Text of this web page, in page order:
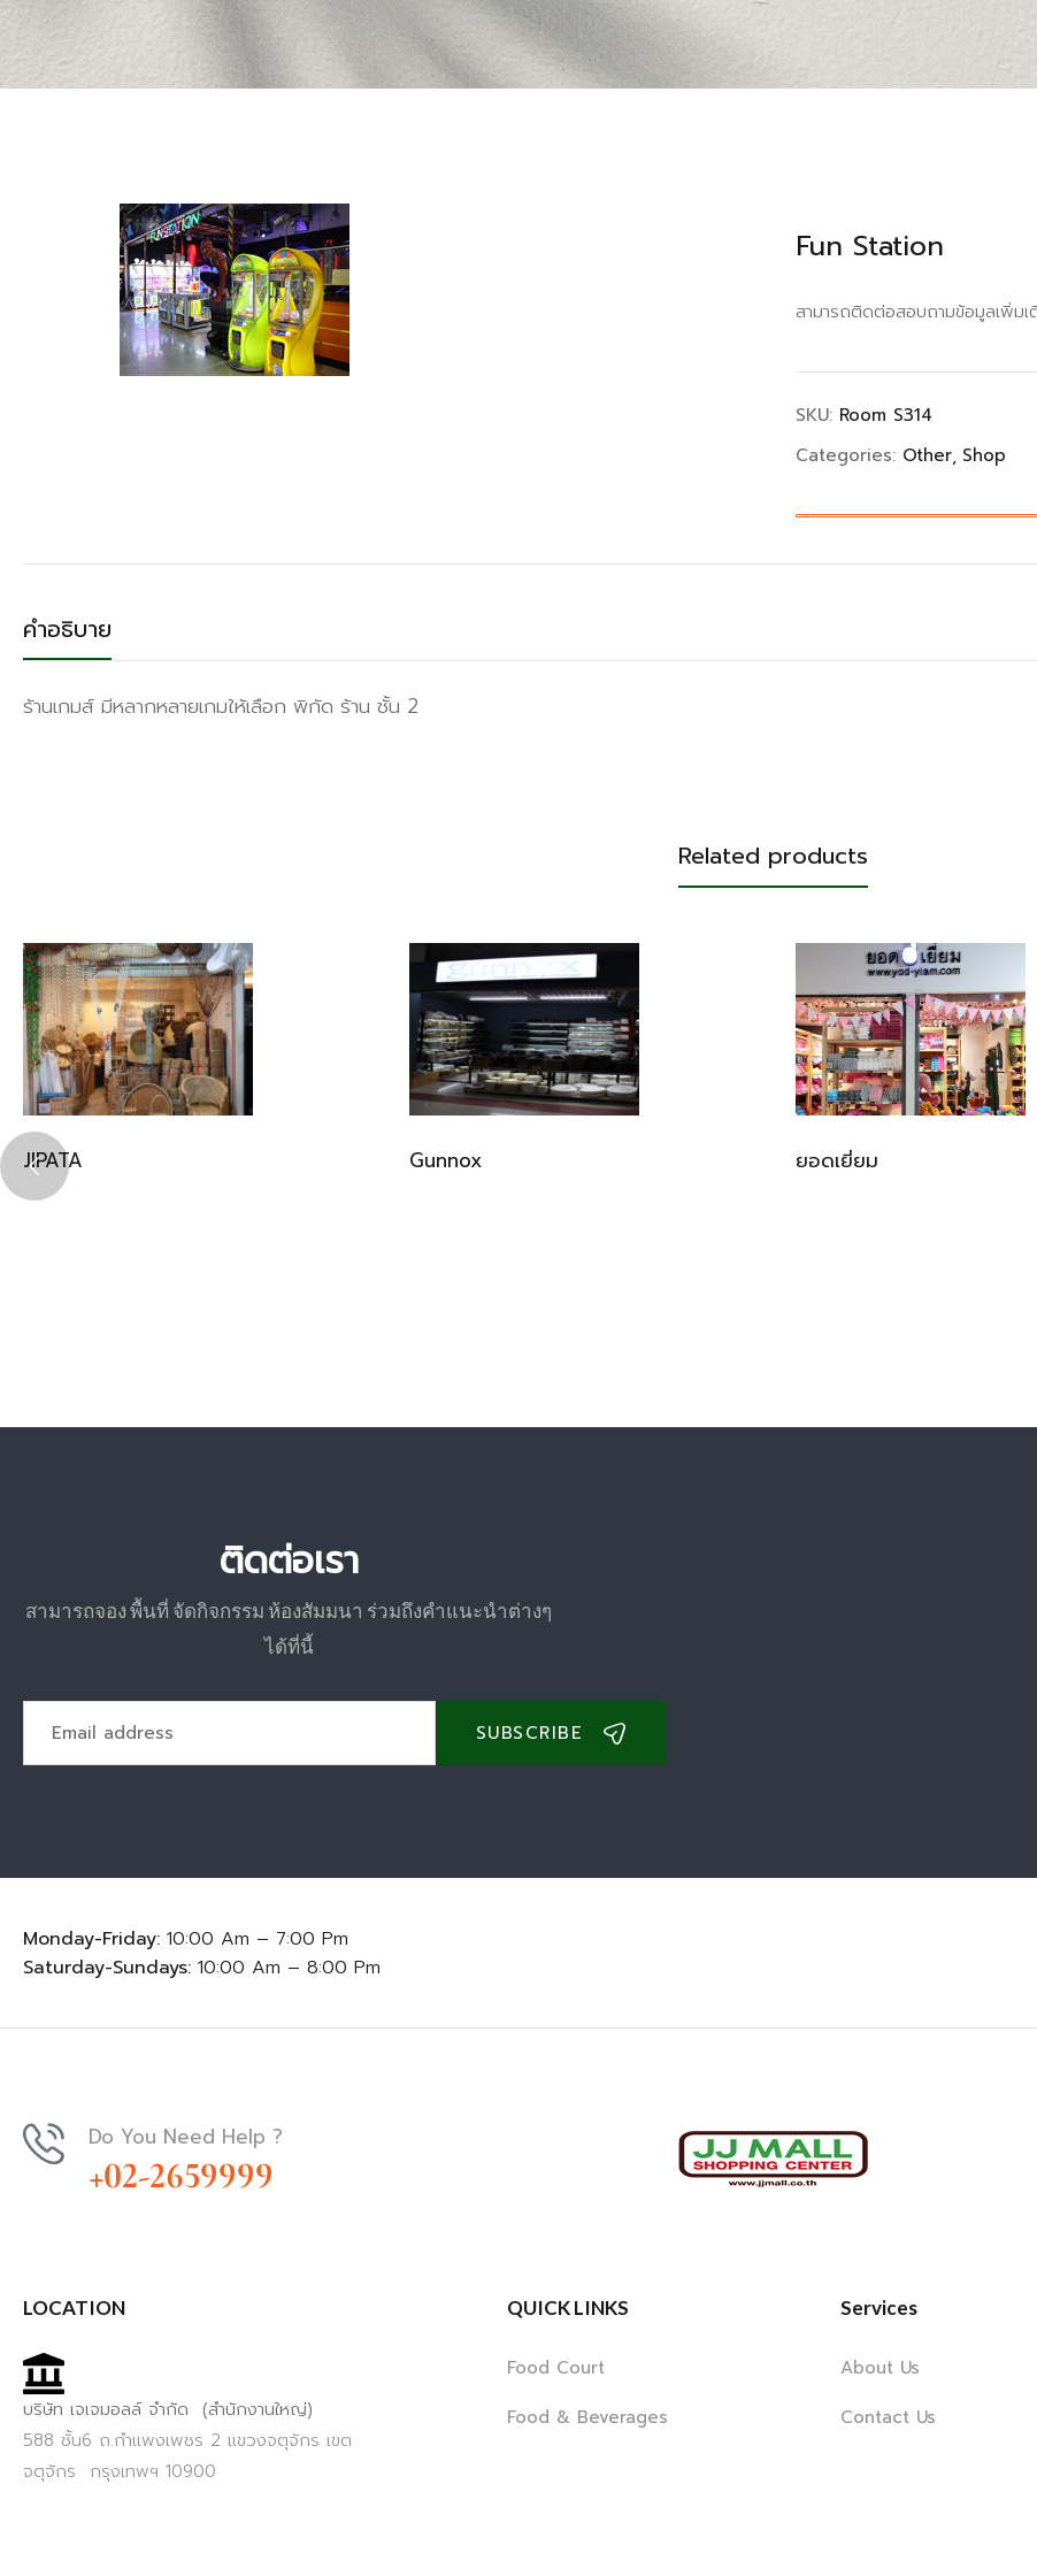
Fun Station
สามารถติดต่อสอบถามข้อมูลเพิ่ม
SKU: Room S314
Categories: Other Shop
คำอธิบาย
ร้านเกมส์ มีหลากหลายเกมให้เลือก พิกัด ร้าน ชั้น 2
Related products
JIPATA Gunnox ยอดเยี่ยม
ติดต่อเรา
สามารถจอง พื้นที่ จัดกิจกรรม ห้องสัมมนา ร่วมถึงคำแนะนำต่างๆ
ได้ที่นี้
SUBSCRIBE
Monday-Friday: 10:00 Am – 7:00 Pm
Saturday-Sundays: 10:00 Am – 8:00 Pm
Do You Need Help ?
+02-2659999
LOCATION
บริษัท เจเจมอลล์ จำกัด (สำนักงานใหญ่)
588 ชั้น6 ถ.กำแพงเพชร 2 แขวงจตุจักร เขต
จตุจักร กรุงเทพฯ 10900
QUICK LINKS
Food Court
Food & Beverages
Services
About Us
Contact Us